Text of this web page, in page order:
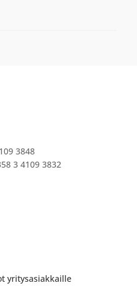
3848
3 4109 3832
yritysasiakkaille